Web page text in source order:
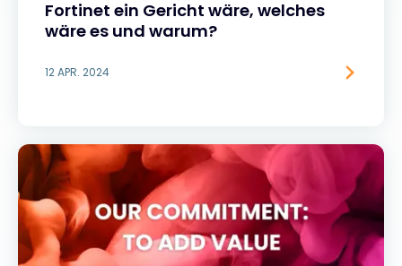
Fortinet ein Gericht wäre, welches
wäre es und warum?
12 APR. 2024